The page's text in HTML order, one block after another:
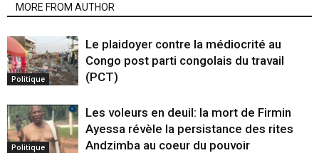
MORE FROM AUTHOR
Politique
Le plaidoyer contre la médiocrité au
Congo post parti congolais du travail
(PCT)
Politique
Les voleurs en deuil: la mort de Firmin
Ayessa révèle la persistance des rites
Andzimba au coeur du pouvoir